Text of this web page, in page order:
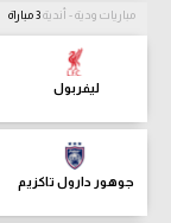
مباريات ودية - أندية
ليفربول
جوهور دارول تاكزيم